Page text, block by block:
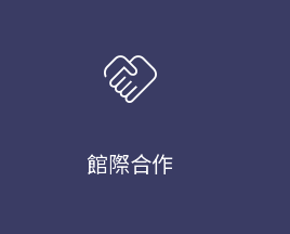
handshake
館際合作